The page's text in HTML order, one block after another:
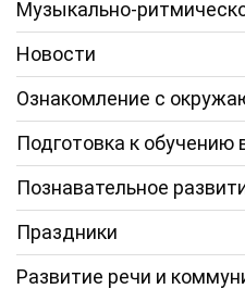
Музыкально-
Новости
Ознакомление с
Подготовка к обучению
Познавательное
Праздники
Развитие речи и